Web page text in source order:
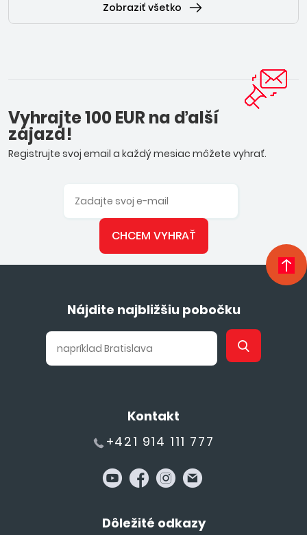
Zobraziť všetko
Vyhrajte 100 EUR na ďalší
zájazd!
Registrujte svoj email a každý mesiac môžete vyhrať.
CHCEM VYHRAŤ
Nájdite najbližšiu pobočku
Kontakt
+421 914 111 777
Dôležité odkazy